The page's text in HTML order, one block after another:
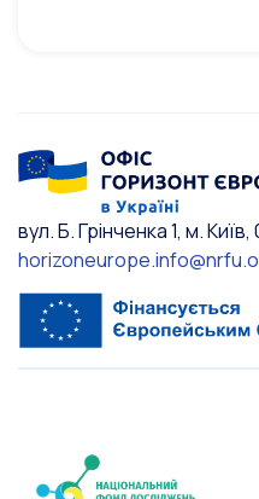
вул. Б. Грінченка 1, м. Київ,